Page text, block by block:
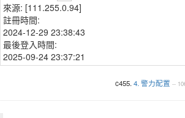
來源: [111.255.0.94]
註冊時間:
2024-12-29 23:38:43
最後登入時間:
2025-09-24 23:37:21
c455. 4. 警力配置 --